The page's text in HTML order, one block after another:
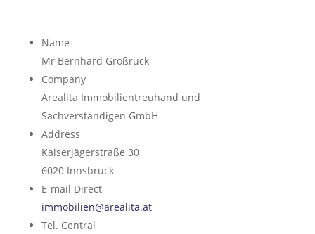
Name
Mr Bernhard Großruck
Company
Arealita Immobilientreuhand und
Sachverständigen GmbH
Address
Kaiserjägerstraße 30
6020 Innsbruck
E-mail Direct
immobilien@arealita.at
Tel. Central